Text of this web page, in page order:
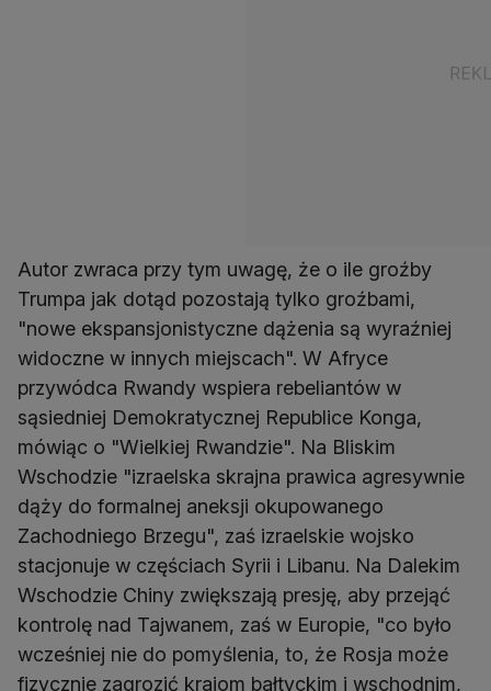
Autor zwraca przy tym uwagę, że o ile groźby
Trumpa jak dotąd pozostają tylko groźbami,
"nowe ekspansjonistyczne dążenia są wyraźniej
widoczne w innych miejscach". W Afryce
przywódca Rwandy wspiera rebeliantów w
sąsiedniej Demokratycznej Republice Konga,
mówiąc o "Wielkiej Rwandzie". Na Bliskim
Wschodzie "izraelska skrajna prawica agresywnie
dąży do formalnej aneksji okupowanego
Zachodniego Brzegu", zaś izraelskie wojsko
stacjonuje w częściach Syrii i Libanu. Na Dalekim
Wschodzie Chiny zwiększają presję, aby przejąć
kontrolę nad Tajwanem, zaś w Europie, "co było
wcześniej nie do pomyślenia, to, że Rosja może
fizycznie zagrozić krajom bałtyckim i wschodnim,